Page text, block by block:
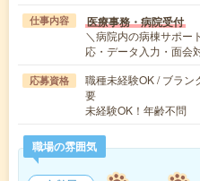
仕事内容 医療事務・病院受付
＼病院内の病棟サポー
応・データ入力・面会
応募資格
職種未経験OK / ブラン
要
未経験OK！年齢不問
職場の雰囲気